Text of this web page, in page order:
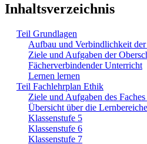
Inhaltsverzeichnis
Teil Grundlagen
Aufbau und Verbindlichkeit
Ziele und Aufgaben der
Fächerverbindender Unterricht
Lernen lernen
Teil Fachlehrplan Ethik
Ziele und Aufgaben des
Übersicht über die
Klassenstufe 5
Klassenstufe 6
Klassenstufe 7